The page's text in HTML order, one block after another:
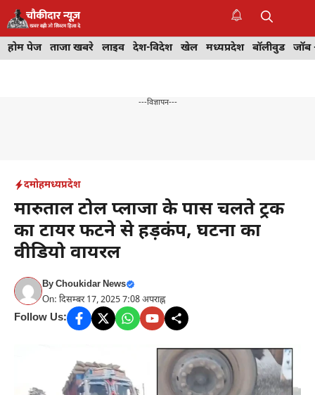
Skip
to
content
होम पेज ताजा खबरे लाइव देश-विदेश खेल मध्यप्रदेश बॉलीवुड
---विज्ञापन---
दमोहमध्यप्रदेश
मारुताल टोल प्लाजा के पास चलते ट्रक
का टायर फटने से हड़कंप, घटना का
वीडियो वायरल
ByChoukidar News
On: दिसम्बर 17, 2025 7:08 अपराह्न
Follow Us: